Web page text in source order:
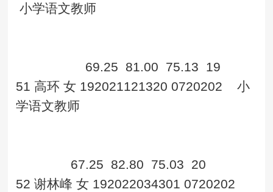
小学语文教师
69.25 81.00 75.13 19
51 高环 女 192021121320 0720202
小
学语文教师
67.25 82.80 75.03 20
52 谢林峰 女 192022034301 0720202